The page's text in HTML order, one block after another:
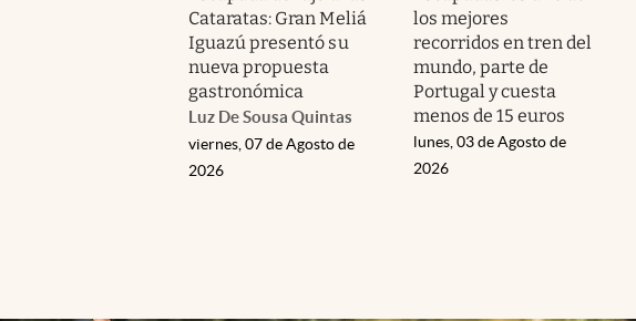
Cataratas: Gran Meliá
Iguazú presentó su
nueva propuesta
gastronómica
Luz De Sousa Quintas
viernes, 07 de Agosto de
2026
los mejores
recorridos en tren del
mundo, parte de
Portugal y cuesta
menos de 15 euros
lunes, 03 de Agosto de
2026